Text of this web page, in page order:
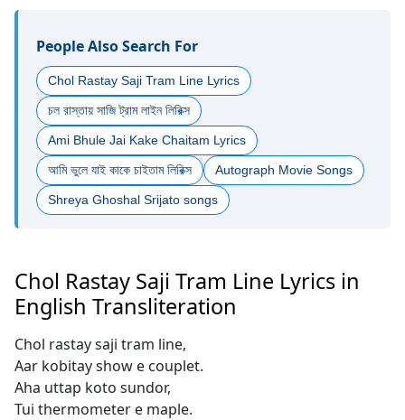
People Also Search For
Chol Rastay Saji Tram Line Lyrics
চল রাস্তায় সাজি ট্রাম লাইন লিরিক্স
Ami Bhule Jai Kake Chaitam Lyrics
আমি ভুলে যাই কাকে চাইতাম লিরিক্স Autograph Movie Songs
Shreya Ghoshal Srijato songs
Chol Rastay Saji Tram Line Lyrics in
English Transliteration
Chol rastay saji tram line,
Aar kobitay show e couplet.
Aha uttap koto sundor,
Tui thermometer e maple.